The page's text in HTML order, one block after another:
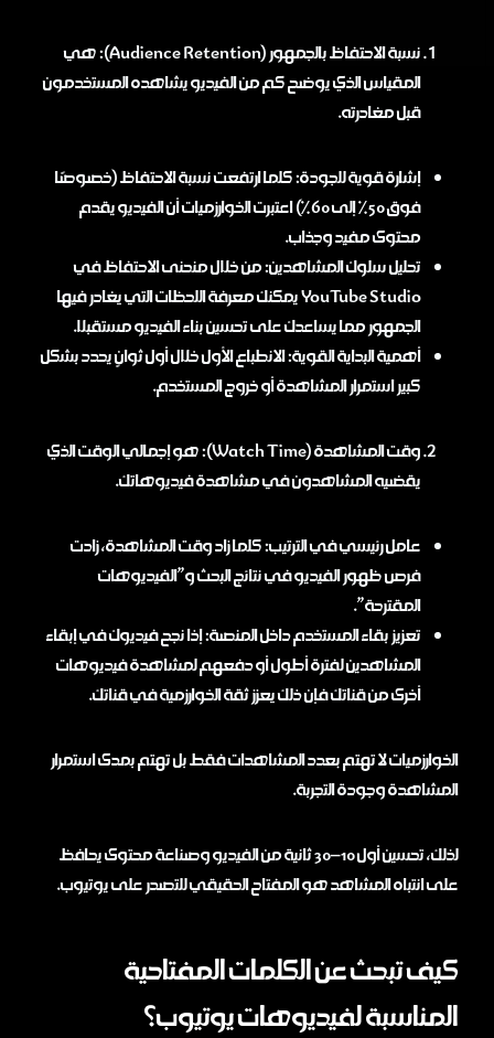
نسبة الاحتفاظ بالجمهور (Audience Retention): هي
المقياس الذي يوضح كم من الفيديو يشاهده المستخدمون
قبل مغادرته.
إشارة قوية للجودة: كلما ارتفعت نسبة الاحتفاظ (خصوصًا
فوق 50% إلى 60%) اعتبرت الخوارزميات أن الفيديو يقدم
محتوى مفيد وجذاب.
تحليل سلوك المشاهدين: من خلال منحنى الاحتفاظ في
YouTube Studio يمكنك معرفة اللحظات التي يغادر فيها
الجمهور مما يساعدك على تحسين بناء الفيديو مستقبلا.
أهمية البداية القوية: الانطباع الأول خلال أول ثوانٍ يحدد بشكل
كبير استمرار المشاهدة أو خروج المستخدم.
وقت المشاهدة (Watch Time): هو إجمالي الوقت الذي
يقضيه المشاهدون في مشاهدة فيديوهاتك.
عامل رئيسي في الترتيب: كلما زاد وقت المشاهدة، زادت
فرص ظهور الفيديو في نتائج البحث و”الفيديوهات
المقترحة”.
تعزيز بقاء المستخدم داخل المنصة: إذا نجح فيديوك في إبقاء
المشاهدين لفترة أطول أو دفعهم لمشاهدة فيديوهات
أخرى من قناتك فإن ذلك يعزز ثقة الخوارزمية في قناتك.
الخوارزميات لا تهتم بعدد المشاهدات فقط بل تهتم بمدى استمرار
المشاهدة وجودة التجربة.
لذلك، تحسين أول 10–30 ثانية من الفيديو وصناعة محتوى يحافظ
على انتباه المشاهد هو المفتاح الحقيقي للتصدر على يوتيوب.
كيف تبحث عن الكلمات المفتاحية
المناسبة لفيديوهات يوتيوب؟